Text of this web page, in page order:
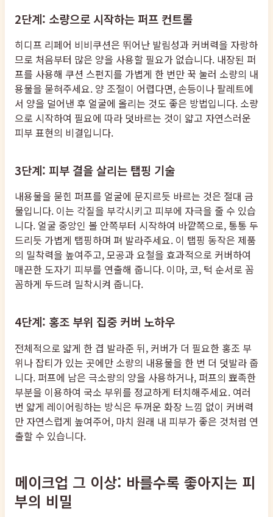
2단계: 소량으로 시작하는 퍼프 컨트롤
히디프 리페어 비비쿠션은 뛰어난 발림성과 커버력을 자랑하
므로 처음부터 많은 양을 사용할 필요가 없습니다. 내장된 퍼
프를 사용해 쿠션 스펀지를 가볍게 한 번만 꾹 눌러 소량의 내
용물을 묻혀주세요. 양 조절이 어렵다면, 손등이나 팔레트에
서 양을 덜어낸 후 얼굴에 올리는 것도 좋은 방법입니다. 소량
으로 시작하여 필요에 따라 덧바르는 것이 얇고 자연스러운
피부 표현의 비결입니다.
3단계: 피부 결을 살리는 탭핑 기술
내용물을 묻힌 퍼프를 얼굴에 문지르듯 바르는 것은 절대 금
물입니다. 이는 각질을 부각시키고 피부에 자극을 줄 수 있습
니다. 얼굴 중앙인 볼 안쪽부터 시작하여 바깥쪽으로, 통통 두
드리듯 가볍게 탭핑하며 펴 발라주세요. 이 탭핑 동작은 제품
의 밀착력을 높여주고, 모공과 요철을 효과적으로 커버하여
매끈한 도자기 피부를 연출해 줍니다. 이마, 코, 턱 순서로 꼼
꼼하게 두드려 밀착시켜 줍니다.
4단계: 홍조 부위 집중 커버 노하우
전체적으로 얇게 한 겹 발라준 뒤, 커버가 더 필요한 홍조 부
위나 잡티가 있는 곳에만 소량의 내용물을 한 번 더 덧발라 줍
니다. 퍼프에 남은 극소량의 양을 사용하거나, 퍼프의 뾰족한
부분을 이용하여 국소 부위를 정교하게 터치해주세요. 여러
번 얇게 레이어링하는 방식은 두꺼운 화장 느낌 없이 커버력
만 자연스럽게 높여주어, 마치 원래 내 피부가 좋은 것처럼 연
출할 수 있습니다.
메이크업 그 이상: 바를수록 좋아지는 피
부의 비밀